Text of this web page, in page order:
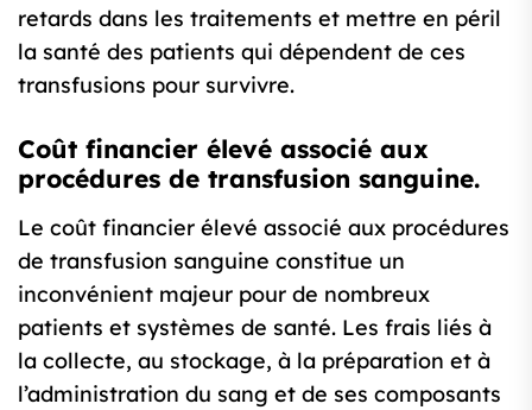
retards dans les traitements et mettre en péril
la santé des patients qui dépendent de ces
transfusions pour survivre.
Coût financier élevé associé aux
procédures de transfusion sanguine.
Le coût financier élevé associé aux procédures
de transfusion sanguine constitue un
inconvénient majeur pour de nombreux
patients et systèmes de santé. Les frais liés à
la collecte, au stockage, à la préparation et à
l’administration du sang et de ses composants